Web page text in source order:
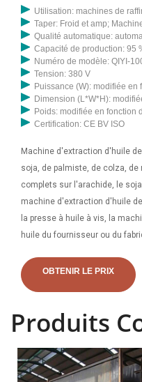
Utilisation: machines de
Taper: Froid et amp;
Qualité automatique:
Capacité de production: 95
Numéro de modèle: QIYI-
Tension: 380 V
Puissance (W): modifiée en
Dimension (L*W*H):
Poids: modifiée en fonction
Certification: CE BV ISO
Machine d'extraction d'huile
soja, de palmiste, de colza,
complets sur l'arachide, le
machine d'extraction d'huile
la presse à huile à vis, la
huile du fournisseur ou du
Cameroun | Ligne de
d'olive - Achetez une presse à
d'olive presse à froid / Presse à
OBTENIR LE PRIX
Produits